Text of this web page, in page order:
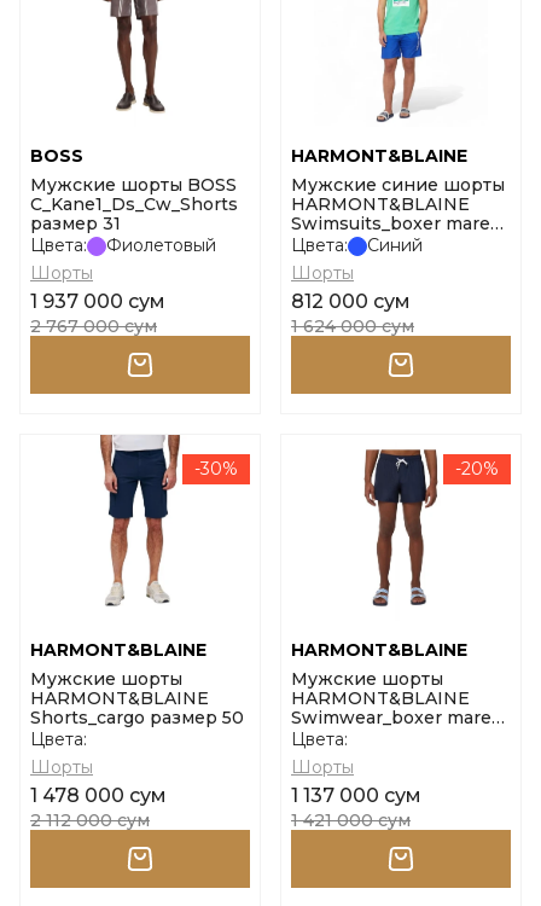
BOSS
Мужские шорты BOSS
C_Kane1_Ds_Cw_Shorts
размер 31
Цвета:
Фиолетовый
Шорты
1 937 000 сум
2 767 000 сум
HARMONT&BLAINE
Мужские синие шорты
HARMONT&BLAINE
Swimsuits_boxer mare
stampa logo размер xl
Цвета:
Синий
Шорты
812 000 сум
1 624 000 сум
-30%
HARMONT&BLAINE
Мужские шорты
HARMONT&BLAINE
Shorts_cargo размер 50
Цвета:
Шорты
1 478 000 сум
2 112 000 сум
-20%
HARMONT&BLAINE
Мужские шорты
HARMONT&BLAINE
Swimwear_boxer mare
basico cor размер l
Цвета:
Шорты
1 137 000 сум
1 421 000 сум